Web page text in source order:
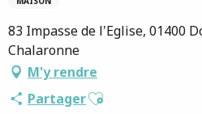
83 Impasse de l'Eglise, 01400
Chalaronne
M'y rendre
PartagerAjouter aux favoris